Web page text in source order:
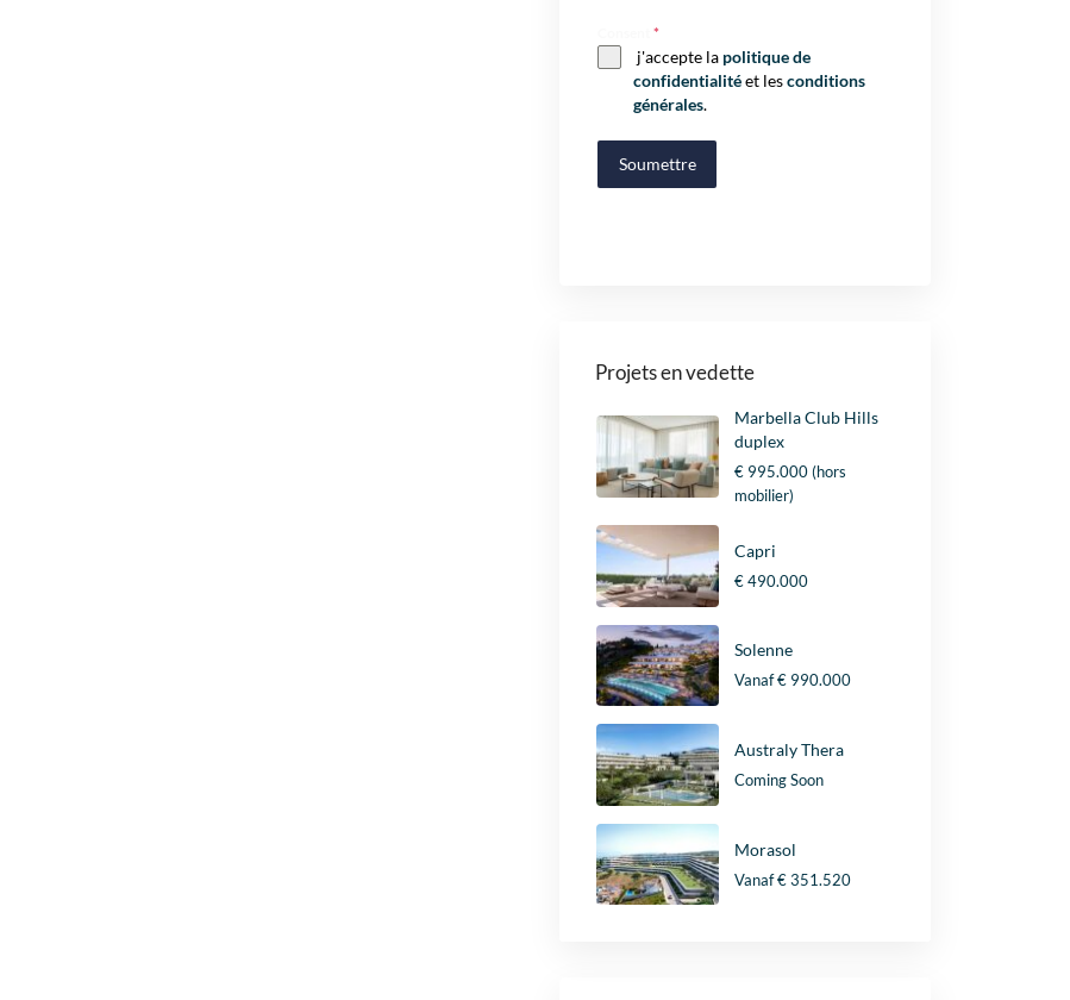
*
j'accepte la politique de
confidentialitéet lesconditions
générales.
Soumettre
Projets en vedette
Marbella Club Hills
duplex
€ 995.000(hors
mobilier)
Capri
€ 490.000
Solenne
Vanaf€ 990.000
Australy Thera
Coming Soon
Morasol
Vanaf€ 351.520